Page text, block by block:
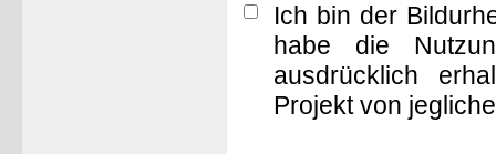
Ich bin der
habe die
ausdrücklich
Projekt von